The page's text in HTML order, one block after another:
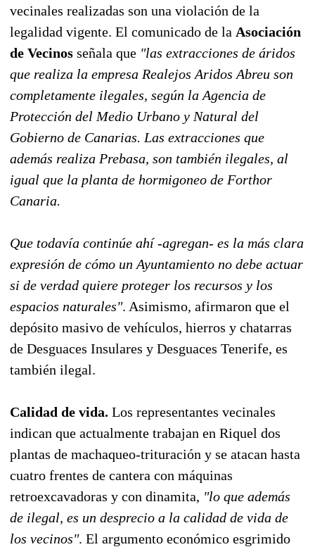
vecinales realizadas son una violación de la
legalidad vigente. El comunicado de la Asociación
de Vecinos señala que "las extracciones de áridos
que realiza la empresa Realejos Aridos Abreu son
completamente ilegales, según la Agencia de
Protección del Medio Urbano y Natural del
Gobierno de Canarias. Las extracciones que
además realiza Prebasa, son también ilegales, al
igual que la planta de hormigoneo de Forthor
Canaria.
Que todavía continúe ahí -agregan- es la más clara
expresión de cómo un Ayuntamiento no debe actuar
si de verdad quiere proteger los recursos y los
espacios naturales". Asimismo, afirmaron que el
depósito masivo de vehículos, hierros y chatarras
de Desguaces Insulares y Desguaces Tenerife, es
también ilegal.
Calidad de vida. Los representantes vecinales
indican que actualmente trabajan en Riquel dos
plantas de machaqueo-trituración y se atacan hasta
cuatro frentes de cantera con máquinas
retroexcavadoras y con dinamita, "lo que además
de ilegal, es un desprecio a la calidad de vida de
los vecinos". El argumento económico esgrimido